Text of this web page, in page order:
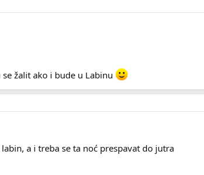
žalit ako i bude u Labinu
a i treba se ta noć prespavat do jutra